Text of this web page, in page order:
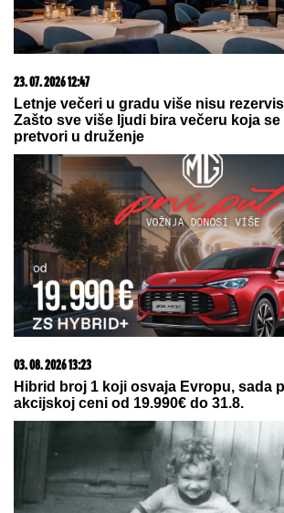
HAOS U EMISIJI!
GUŠILA U SUZAMA
Marinković, jecala na
(VIDEO) MILENA
PROVODU SA SINOM
maneken, a ona u
kristalima - Napustila
kako provodi vreme
"Elite 9"
10. 08. 2026 05:24
DANAS SE MOLIMO SVETIM
ove reči izgovaraju sa posebnom